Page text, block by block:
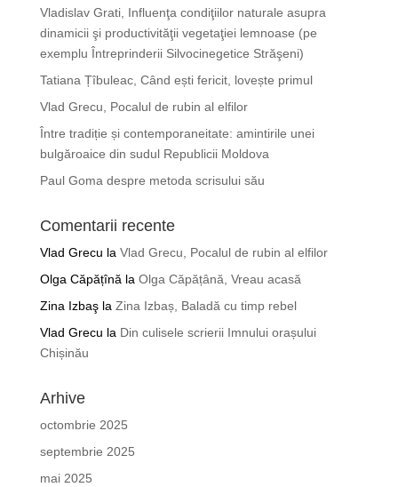
Vladislav Grati, Influenţa condiţiilor naturale asupra
dinamicii şi productivităţii vegetaţiei lemnoase (pe
exemplu Întreprinderii Silvocinegetice Străşeni)
Tatiana Țîbuleac, Când ești fericit, lovește primul
Vlad Grecu, Pocalul de rubin al elfilor
Între tradiție și contemporaneitate: amintirile unei
bulgăroaice din sudul Republicii Moldova
Paul Goma despre metoda scrisului său
Comentarii recente
Vlad Grecu la Vlad Grecu, Pocalul de rubin al elfilor
Olga Căpățînă la Olga Căpățână, Vreau acasă
Zina Izbaşla Zina Izbaș, Baladă cu timp rebel
Vlad Grecu la Din culisele scrierii Imnului orașului
Chișinău
Arhive
octombrie 2025
septembrie 2025
mai 2025